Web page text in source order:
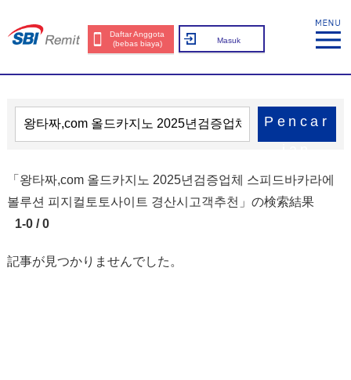
Daftar Anggota
(bebas biaya)
Masuk
Pencar
「왕타짜,com 올드카지노 2025년검증업체 스피드바카라에
볼루션 피지컬토토사이트 경산시고객추천」の検索結果
1-0 / 0
記事が見つかりませんでした。